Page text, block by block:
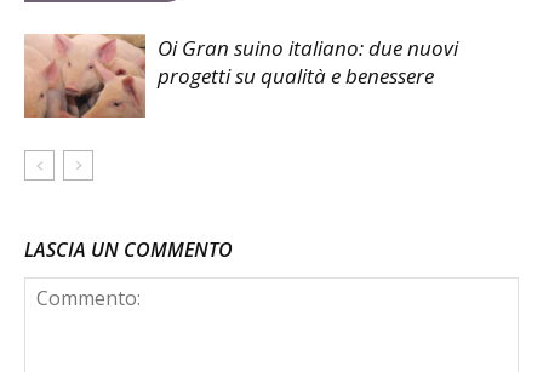
Oi Gran suino italiano: due nuovi
progetti su qualità e benessere
LASCIA UN COMMENTO